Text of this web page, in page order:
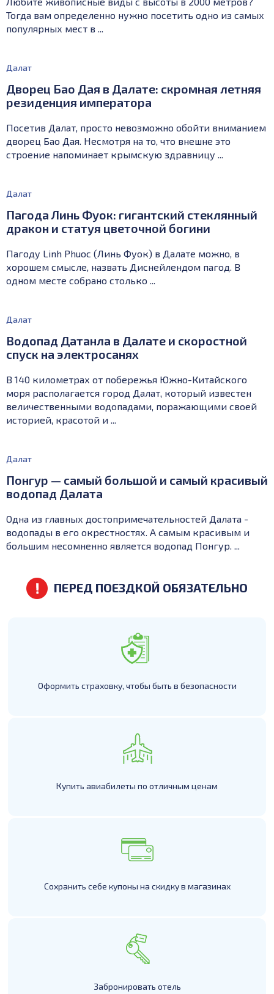
Тогда вам определенно нужно посетить одно из самых
популярных мест в ...
Далат
Дворец Бао Дая в Далате: скромная летняя
резиденция императора
Посетив Далат, просто невозможно обойти вниманием
дворец Бао Дая. Несмотря на то, что внешне это
строение напоминает крымскую здравницу ...
Далат
Пагода Линь Фуок: гигантский стеклянный
дракон и статуя цветочной богини
Пагоду Linh Phuoc (Линь Фуок) в Далате можно, в
хорошем смысле, назвать Диснейлендом пагод. В
одном месте собрано столько ...
Далат
Водопад Датанла в Далате и скоростной
спуск на электросанях
В 140 километрах от побережья Южно-Китайского
моря располагается город Далат, который известен
величественными водопадами, поражающими своей
историей, красотой и ...
Далат
Понгур — самый большой и самый красивый
водопад Далата
Одна из главных достопримечательностей Далата -
водопады в его окрестностях. А самым красивым и
большим несомненно является водопад Понгур. ...
ПЕРЕД ПОЕЗДКОЙ ОБЯЗАТЕЛЬНО
Оформить страховку, чтобы быть в безопасности
Купить авиабилеты по отличным ценам
Сохранить себе купоны на скидку в магазинах
Забронировать отель